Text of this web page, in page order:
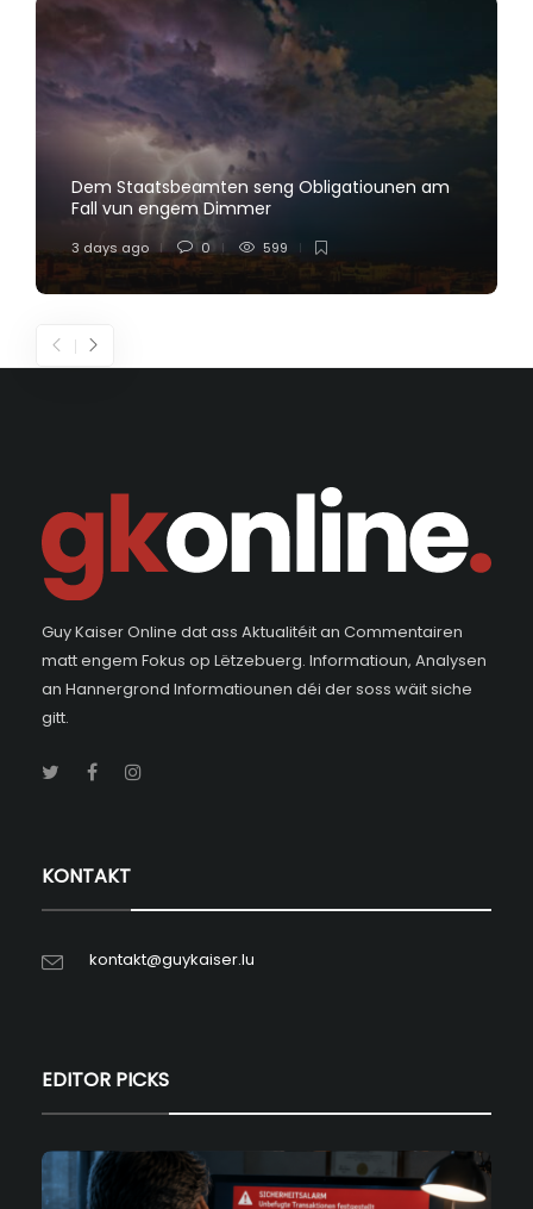
Dem Staatsbeamten seng Obligatiounen am
Fall vun engem Dimmer
3 days ago 0 599
Guy Kaiser Online dat ass Aktualitéit an Commentairen
matt engem Fokus op Lëtzebuerg. Informatioun, Analysen
an Hannergrond Informatiounen déi der soss wäit siche
gitt.
KONTAKT
kontakt@guykaiser.lu
EDITOR PICKS